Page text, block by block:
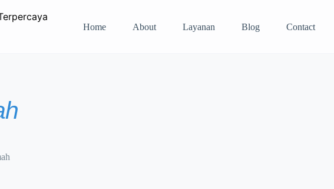
Home About Layanan Blog Contact